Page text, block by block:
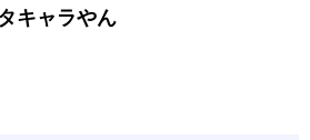
キャラやん